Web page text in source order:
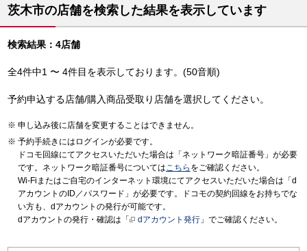
茨木市の店舗を検索した結果を表示しています
検索結果：4店舗
全4件中1 〜 4件目を表示しております。(50音順)
予約申込する店舗/購入商品受取り店舗を選択してください。
申し込み後に店舗を変更することはできません。
予約手続きにはログインが必要です。
ドコモ回線にてアクセスいただいた場合は「ネットワーク暗証番号」が必要
です。ネットワーク暗証番号についてはこちら をご確認ください。
Wi-Fiまたはご自宅のインターネット環境にてアクセスいただいた場合は「d
アカウントのID／パスワード」が必要です。ドコモの契約回線をお持ちでな
い方も、dアカウントの発行が可能です。
dアカウントの発行・確認は「
dアカウント発行 」でご確認ください。